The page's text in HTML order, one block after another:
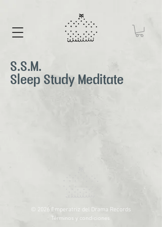
S.S.M.
Sleep Study Meditate
© 2026 Emperatriz del Drama Records
Términos y condiciones